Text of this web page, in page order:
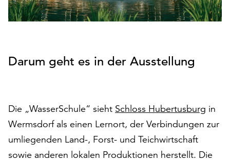
auf
„Alle
alle
Cookies
Sie
können
Ihr
Einverständnis
jederzeit
Darum geht es in der Ausstellung
Die „WasserSchule“ sieht Schloss Hubertusburg in
Wermsdorf als einen Lernort, der Verbindungen zur
umliegenden Land-, Forst- und Teichwirtschaft
sowie anderen lokalen Produktionen herstellt. Die